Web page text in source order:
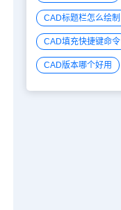
CAD标题栏怎么绘制
CAD填充快捷键命令
CAD版本哪个好用